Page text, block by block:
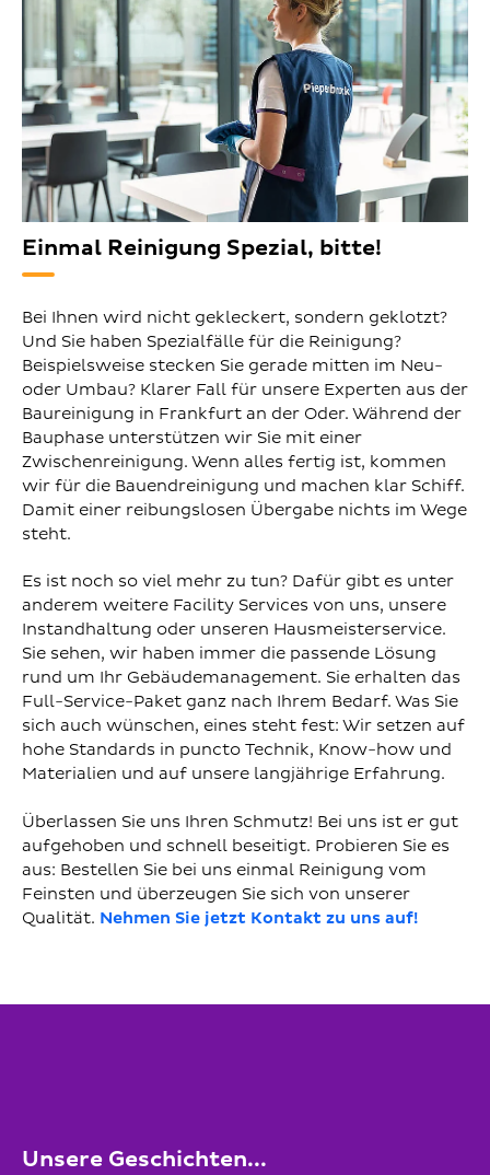
Einmal Reinigung Spezial, bitte!
Bei Ihnen wird nicht gekleckert, sondern geklotzt?
Und Sie haben Spezialfälle für die Reinigung?
Beispielsweise stecken Sie gerade mitten im Neu-
oder Umbau? Klarer Fall für unsere Experten aus der
Baureinigung in Frankfurt an der Oder. Während der
Bauphase unterstützen wir Sie mit einer
Zwischenreinigung. Wenn alles fertig ist, kommen
wir für die Bauendreinigung und machen klar Schiff.
Damit einer reibungslosen Übergabe nichts im Wege
steht.
Es ist noch so viel mehr zu tun? Dafür gibt es unter
anderem weitere Facility Services von uns, unsere
Instandhaltung oder unseren Hausmeisterservice.
Sie sehen, wir haben immer die passende Lösung
rund um Ihr Gebäudemanagement. Sie erhalten das
Full-Service-Paket ganz nach Ihrem Bedarf. Was Sie
sich auch wünschen, eines steht fest: Wir setzen auf
hohe Standards in puncto Technik, Know-how und
Materialien und auf unsere langjährige Erfahrung.
Überlassen Sie uns Ihren Schmutz! Bei uns ist er gut
aufgehoben und schnell beseitigt. Probieren Sie es
aus: Bestellen Sie bei uns einmal Reinigung vom
Feinsten und überzeugen Sie sich von unserer
Qualität. Nehmen Sie jetzt Kontakt zu uns auf!
Unsere Geschichten...